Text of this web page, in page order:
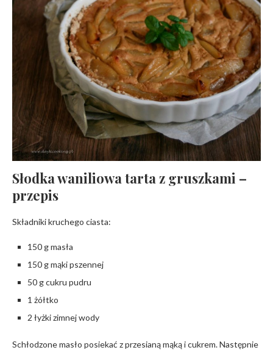
Słodka waniliowa tarta z gruszkami –
przepis
Składniki kruchego ciasta:
150 g masła
150 g mąki pszennej
50 g cukru pudru
1 żółtko
2 łyżki zimnej wody
Schłodzone masło posiekać z przesianą mąką i cukrem. Następnie